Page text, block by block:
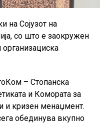
на Сојузот на
со што е заокружен
организациска
– Стопанска
и Комората за
и кризен менаџмент.
обединува вкупно